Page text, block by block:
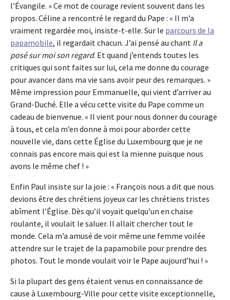
l’Évangile. » Ce mot de courage revient souvent dans les
propos. Céline a rencontré le regard du Pape : « Il m’a
vraiment regardée moi, insiste-t-elle. Sur le parcours de la
papamobile, il regardait chacun. J’ai pensé au chant Il a
posé sur moi son regard. Et quand j’entends toutes les
critiques qui sont faites sur lui, cela me donne du courage
pour avancer dans ma vie sans avoir peur des remarques. »
Même impression pour Emmanuelle, qui vient d’arriver au
Grand-Duché. Elle a vécu cette visite du Pape comme un
cadeau de bienvenue. « Il vient pour nous donner du courage
à tous, et cela m’en donne à moi pour aborder cette
nouvelle vie, dans cette Église du Luxembourg que je ne
connais pas encore mais qui est la mienne puisque nous
avons le même chef ! »
Enfin Paul insiste sur la joie : « François nous a dit que nous
devions être des chrétiens joyeux car les chrétiens tristes
abîment l’Église. Dès qu’il voyait quelqu’un en chaise
roulante, il voulait le saluer. Il allait chercher tout le
monde. Cela m’a amusé de voir même une femme voilée
attendre sur le trajet de la papamobile pour prendre des
photos. Tout le monde voulait voir le Pape aujourd’hui ! »
Si la plupart des gens étaient venus en connaissance de
cause à Luxembourg-Ville pour cette visite exceptionnelle,